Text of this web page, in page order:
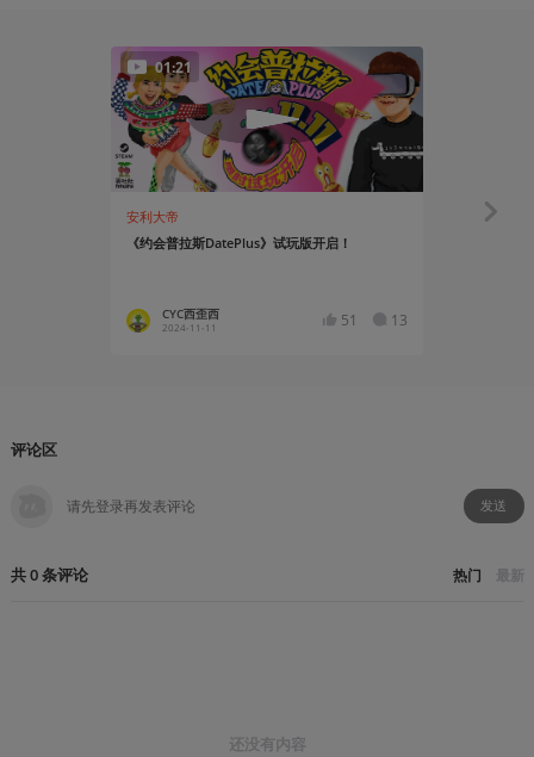
01:21
安利大帝
《约会普拉斯DatePlus》试玩版开启！
CYC西歪西
2024-11-11 51 13
评论区
发送
共0条评论 热门 最新
还没有内容